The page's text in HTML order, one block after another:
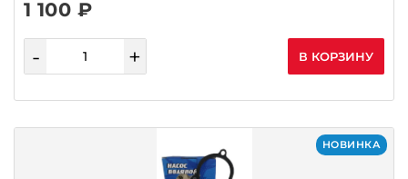
1 100 ₽
- + В КОРЗИНУ
НОВИНКА